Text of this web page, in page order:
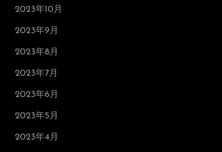
2023年10月
2023年9月
2023年8月
2023年7月
2023年6月
2023年5月
2023年4月